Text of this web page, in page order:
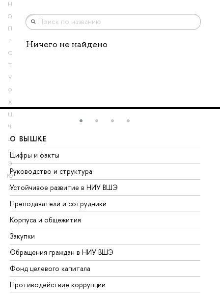
Н
О
П
Р
С
Т
У
Ф
Х
Ц
Ч
Ш
Щ
Э
Ю
Я
Ничего не найдено
О ВЫШКЕ
Цифры и факты
Руководство и структура
Устойчивое развитие в НИУ ВШЭ
Преподаватели и сотрудники
Корпуса и общежития
Закупки
Обращения граждан в НИУ ВШЭ
Фонд целевого капитала
Противодействие коррупции